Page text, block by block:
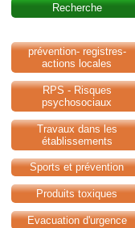
Recherche
prévention- registres-
actions locales
RPS - Risques
psychosociaux
Travaux dans les
établissements
Sports et prévention
Produits toxiques
Evacuation d'urgence